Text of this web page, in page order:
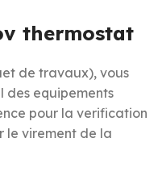
thermostat
de travaux), vous
des equipements
pour la verification
le virement de la